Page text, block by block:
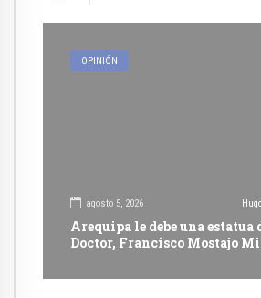
OPINIÓN
agosto 5, 2026
Arequipa le debe una estatua
Doctor, Francisco Mostajo